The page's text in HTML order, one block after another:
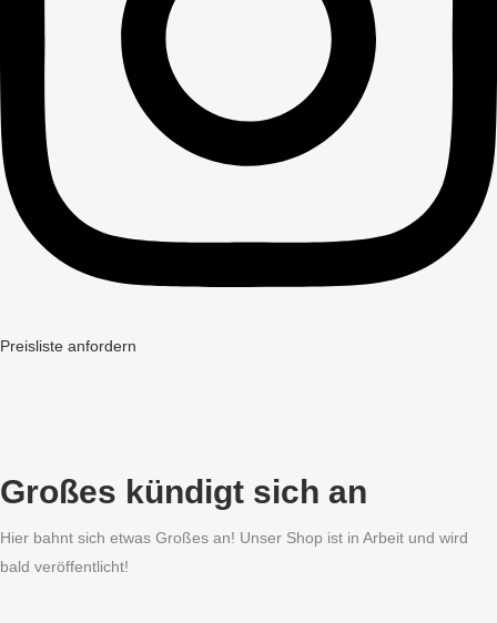
Preisliste anfordern
Großes kündigt sich an
Hier bahnt sich etwas Großes an! Unser Shop ist in Arbeit und wird
bald veröffentlicht!